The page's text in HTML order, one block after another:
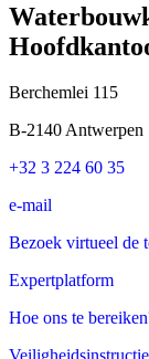
Berchemlei 115
B-2140 Antwerpen
+32 3 224 60 35
e-mail
Bezoek virtueel de
Expertplatform
Hoe ons te